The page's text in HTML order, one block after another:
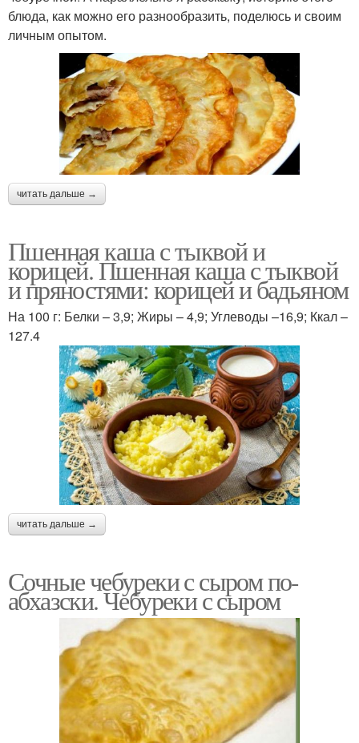
блюда, как можно его разнообразить, поделюсь и своим
личным опытом.
читать дальше →
Пшенная каша с тыквой и
корицей. Пшенная каша с тыквой
и пряностями: корицей и бадьяном
На 100 г: Белки – 3,9; Жиры – 4,9; Углеводы –16,9; Ккал –
127.4
читать дальше →
Сочные чебуреки с сыром по-
абхазски. Чебуреки с сыром